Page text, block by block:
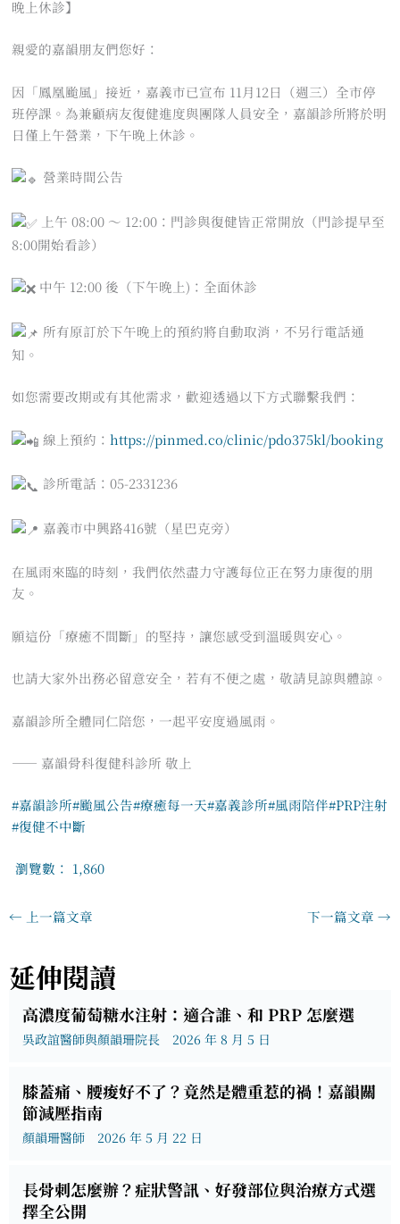
晚上休診】
親愛的嘉韻朋友們您好：
因「鳳凰颱風」接近，嘉義市已宣布 11月12日（週三）全市停
班停課。為兼顧病友復健進度與團隊人員安全，嘉韻診所將於明
日僅上午營業，下午晚上休診。
營業時間公告
上午 08:00 ～ 12:00：門診與復健皆正常開放（門診提早至
8:00開始看診）
中午 12:00 後（下午晚上)：全面休診
所有原訂於下午晚上的預約將自動取消，不另行電話通
知。
如您需要改期或有其他需求，歡迎透過以下方式聯繫我們：
線上預約： https://pinmed.co/clinic/pdo375kl/booking
診所電話：05-2331236
嘉義市中興路416號（星巴克旁）
在風雨來臨的時刻，我們依然盡力守護每位正在努力康復的朋
友。
願這份「療癒不間斷」的堅持，讓您感受到溫暖與安心。
也請大家外出務必留意安全，若有不便之處，敬請見諒與體諒。
嘉韻診所全體同仁陪您，一起平安度過風雨。
—— 嘉韻骨科復健科診所 敬上
#嘉韻診所#颱風公告#療癒每一天#嘉義診所#風雨陪伴#PRP注射
#復健不中斷
瀏覽數： 1,860
← 上一篇文章 下一篇文章→
延伸閱讀
高濃度葡萄糖水注射：適合誰、和 PRP 怎麼選
吳政誼醫師與顏韻珊院長 2026 年 8 月 5 日
膝蓋痛、腰痠好不了？竟然是體重惹的禍！嘉韻關
節減壓指南
顏韻珊醫師 2026 年 5 月 22 日
長骨刺怎麼辦？症狀警訊、好發部位與治療方式選
擇全公開